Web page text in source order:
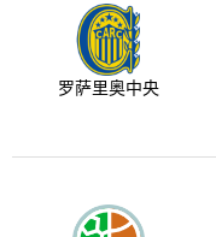
罗萨里奥中央